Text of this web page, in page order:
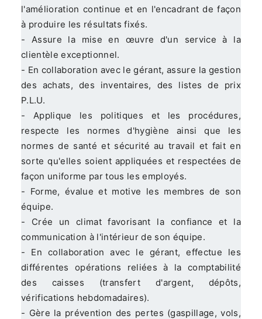
l'amélioration continue et en l'encadrant de façon
à produire les résultats fixés.
- Assure la mise en œuvre d'un service à la
clientèle exceptionnel.
- En collaboration avec le gérant, assure la gestion
des achats, des inventaires, des listes de prix
P.L.U.
- Applique les politiques et les procédures,
respecte les normes d'hygiène ainsi que les
normes de santé et sécurité au travail et fait en
sorte qu'elles soient appliquées et respectées de
façon uniforme par tous les employés.
- Forme, évalue et motive les membres de son
équipe.
- Crée un climat favorisant la confiance et la
communication à l'intérieur de son équipe.
- En collaboration avec le gérant, effectue les
différentes opérations reliées à la comptabilité
des caisses (transfert d'argent, dépôts,
vérifications hebdomadaires).
- Gère la prévention des pertes (gaspillage, vols,